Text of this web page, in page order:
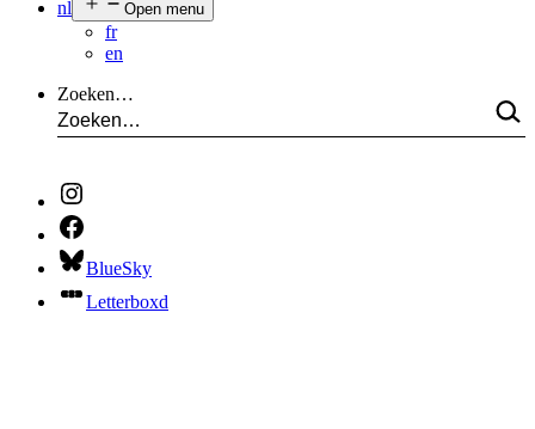
nl
Open menu
fr
en
Zoeken…
BlueSky
Letterboxd